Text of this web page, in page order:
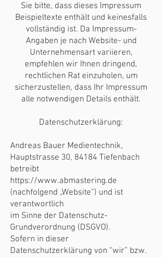
Sie bitte, dass dieses Impressum
Beispieltexte enthält und keinesfalls
vollständig ist. Da Impressum-
Angaben je nach Website- und
Unternehmensart variieren,
empfehlen wir Ihnen dringend,
rechtlichen Rat einzuholen, um
sicherzustellen, dass Ihr Impressum
alle notwendigen Details enthält.
Datenschutzerklärung:
Andreas Bauer Medientechnik,
Hauptstrasse 30, 84184 Tiefenbach
betreibt
https://www.abmastering.de
(nachfolgend „Website“) und ist
verantwortlich
im Sinne der Datenschutz-
Grundverordnung (DSGVO).
Sofern in dieser
Datenschutzerklärung von “wir” bzw.